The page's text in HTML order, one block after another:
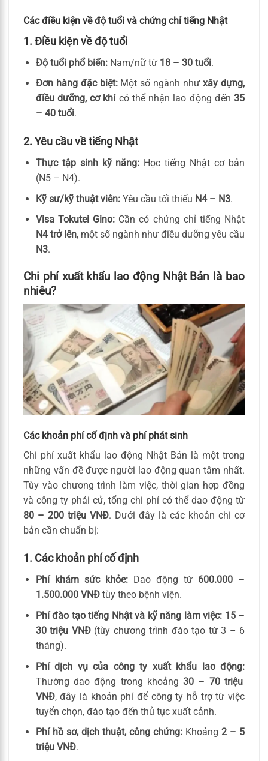
Các điều kiện về độ tuổi và chứng chỉ tiếng Nhật
1. Điều kiện về độ tuổi
Độ tuổi phổ biến:Nam/nữ từ 18 – 30 tuổi.
Đơn hàng đặc biệt:Một số ngành nhưxây dựng,
điều dưỡng, cơ khícó thể nhận lao động đến35
– 40 tuổi.
2. Yêu cầu về tiếng Nhật
Thực tập sinh kỹ năng: Học tiếng Nhật cơ bản
(N5 – N4).
Kỹ sư/kỹ thuật viên:Yêu cầu tối thiểu N4 – N3.
Visa Tokutei Gino: Cần có chứng chỉ tiếng Nhật
N4 trở lên, một số ngành như điều dưỡng yêu cầu
N3.
Chi phí xuất khẩu lao động Nhật Bản là bao
nhiêu?
Các khoản phí cố định và phí phát sinh
Chi phí xuất khẩu lao động Nhật Bản là một trong
những vấn đề được người lao động quan tâm nhất.
Tùy vào chương trình làm việc, thời gian hợp đồng
và công ty phái cử, tổng chi phí có thể dao động từ
80 – 200 triệu VNĐ. Dưới đây là các khoản chi cơ
bản cần chuẩn bị:
1. Các khoản phí cố định
Phí khám sức khỏe:Dao động từ 600.000 –
1.500.000 VNĐtùy theo bệnh viện.
Phí đào tạo tiếng Nhật và kỹ năng làm việc: 15 –
30 triệu VNĐ(tùy chương trình đào tạo từ 3 – 6
tháng).
Phí dịch vụ của công ty xuất khẩu lao động:
Thường dao động trong khoảng30 – 70 triệu
VNĐ, đây là khoản phí để công ty hỗ trợ từ việc
tuyển chọn, đào tạo đến thủ tục xuất cảnh.
Phí hồ sơ, dịch thuật, công chứng:Khoảng 2 – 5
triệu VNĐ.